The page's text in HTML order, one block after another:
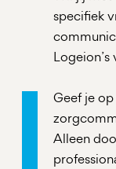
specifiek
Logeion’s
Geef je
Alleen